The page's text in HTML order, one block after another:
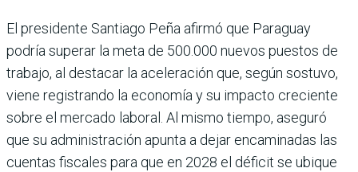
El presidente Santiago Peña afirmó que Para­guay
podría superar la meta de 500.000 nuevos puestos de
trabajo, al desta­car la aceleración que, según sostuvo,
viene registrando la economía y su impacto cre­ciente
sobre el mercado labo­ral. Al mismo tiempo, ase­guró
que su administración apunta a dejar encaminadas las
cuentas fiscales para que en 2028 el déficit se ubique